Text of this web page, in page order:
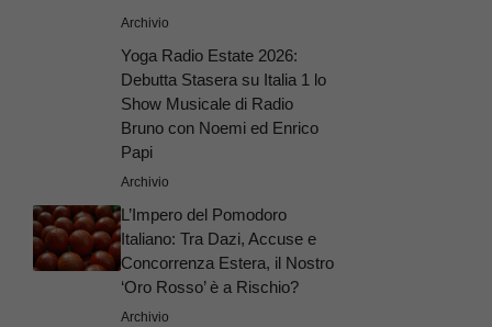
Archivio
Yoga Radio Estate 2026:
Debutta Stasera su Italia 1 lo
Show Musicale di Radio
Bruno con Noemi ed Enrico
Papi
Archivio
L’Impero del Pomodoro
Italiano: Tra Dazi, Accuse e
Concorrenza Estera, il Nostro
‘Oro Rosso’ è a Rischio?
Archivio